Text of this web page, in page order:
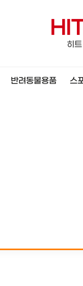
히
반려동물용품 스